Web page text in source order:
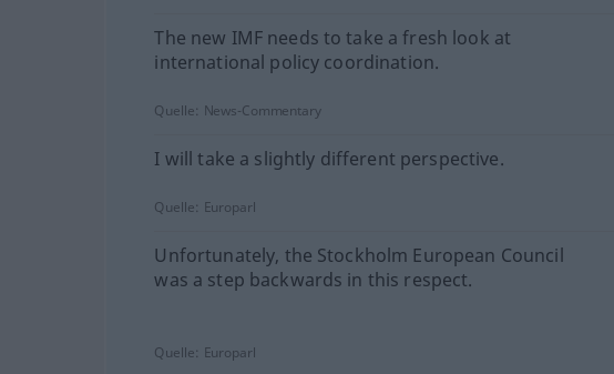
The new IMF needs to take a fresh look at
international policy coordination.
Quelle: News-Commentary
I will take a slightly different perspective.
Quelle: Europarl
Unfortunately, the Stockholm European Council
was a step backwards in this respect.
Quelle: Europarl